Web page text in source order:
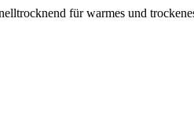
für warmes und